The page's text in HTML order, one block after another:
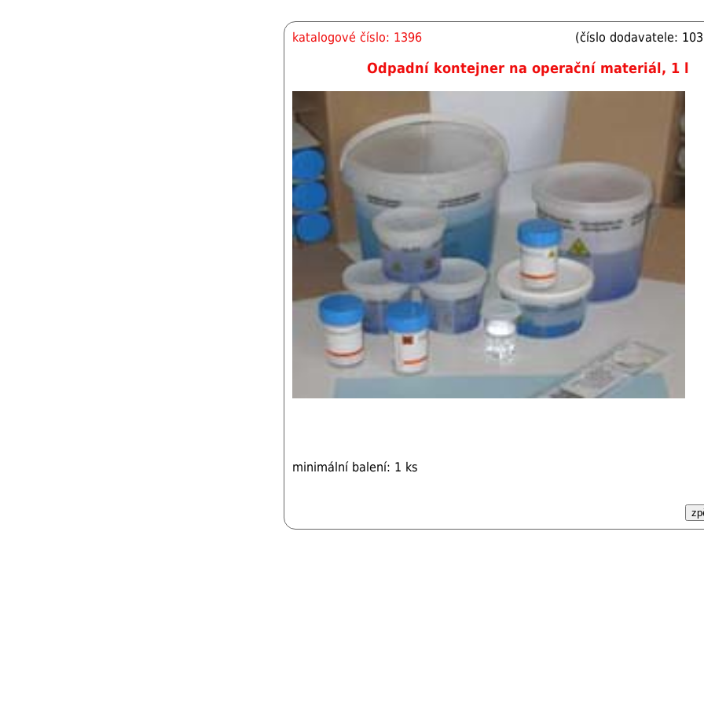
katalogové číslo: 1396 (číslo dodavatele:
Odpadní kontejner na operační materiál, 1 l
minimální balení: 1 ks